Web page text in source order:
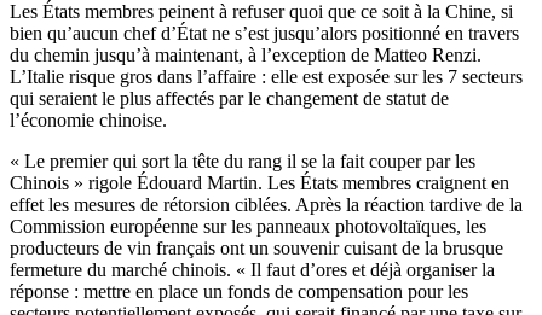
Les États membres peinent à refuser quoi que ce soit à la Chine, si
bien qu’aucun chef d’État ne s’est jusqu’alors positionné en travers
du chemin jusqu’à maintenant, à l’exception de Matteo Renzi.
L’Italie risque gros dans l’affaire : elle est exposée sur les 7 secteurs
qui seraient le plus affectés par le changement de statut de
l’économie chinoise.
« Le premier qui sort la tête du rang il se la fait couper par les
Chinois » rigole Édouard Martin. Les États membres craignent en
effet les mesures de rétorsion ciblées. Après la réaction tardive de la
Commission européenne sur les panneaux photovoltaïques, les
producteurs de vin français ont un souvenir cuisant de la brusque
fermeture du marché chinois. « Il faut d’ores et déjà organiser la
réponse : mettre en place un fonds de compensation pour les